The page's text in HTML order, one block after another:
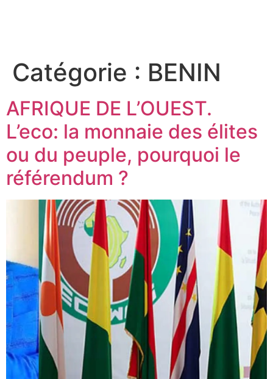
Catégorie : BENIN
AFRIQUE DE L’OUEST.
L’eco: la monnaie des élites
ou du peuple, pourquoi le
référendum ?